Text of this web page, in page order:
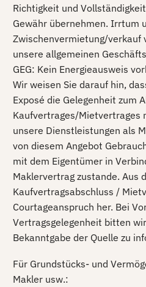
Richtigkeit und
Gewähr übernehmen. Irrtum
Zwischenvermietung/verkauf
unsere allgemeinen
GEG: Kein Energieausweis
Wir weisen Sie darauf hin,
Exposé die Gelegenheit zum
Kaufvertrages/Mietvertrages
unsere Dienstleistungen als
von diesem Angebot
mit dem Eigentümer in
Maklervertrag zustande. Aus
Kaufvertragsabschluss /
Courtageanspruch her. Bei
Vertragsgelegenheit bitten
Bekanntgabe der Quelle zu
Für Grundstücks- und
Makler usw.: